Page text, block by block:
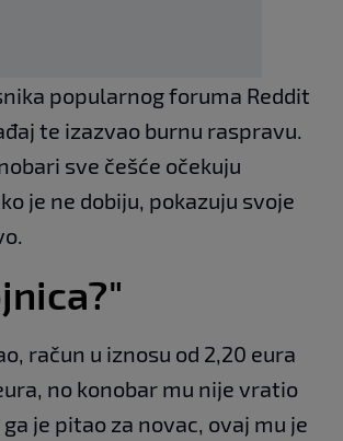
popularnog foruma Reddit
te izazvao burnu raspravu.
sve češće očekuju
je ne dobiju, pokazuju svoje
račun u iznosu od 2,20 eura
no konobar mu nije vratio
je pitao za novac, ovaj mu je